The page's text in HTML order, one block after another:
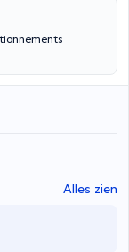
Alles zien